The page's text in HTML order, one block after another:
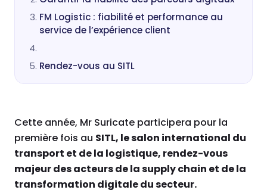
FM Logistic : fiabilité et performance au
service de l’expérience client
Rendez-vous au SITL
Cette année, Mr Suricate participera pour la
première fois au SITL, le salon international du
transport et de la logistique, rendez-vous
majeur des acteurs de la supply chain et de la
transformation digitale du secteur.